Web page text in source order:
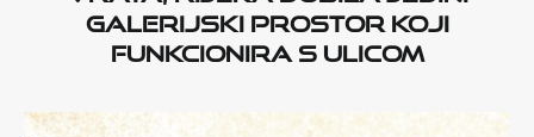
galerijski prostor koji
funkcionira s ulicom